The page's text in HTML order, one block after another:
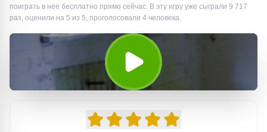
поиграть в нее бесплатно прямо сейчас. В эту игру уже сыграли 9 717
раз, оценили на 5 из 5, проголосовали 4 человека.